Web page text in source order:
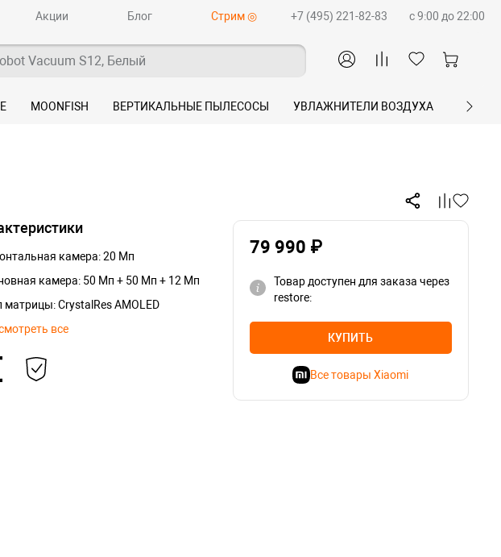
Акции Блог Стрим ◎ +7 (495) 221-82-83 c 9:00 до 22:00
Vacuum S12, Белый
MOONFISH ВЕРТИКАЛЬНЫЕ ПЫЛЕСОСЫ УВЛАЖНИТЕЛИ ВОЗДУХА
камера: 20 Мп
камера: 50 Мп + 50 Мп + 12 Мп
матрицы: CrystalRes AMOLED
все
79 990 ₽
Товар доступен для заказа через
restore:
КУПИТЬ
Все товары Xiaomi